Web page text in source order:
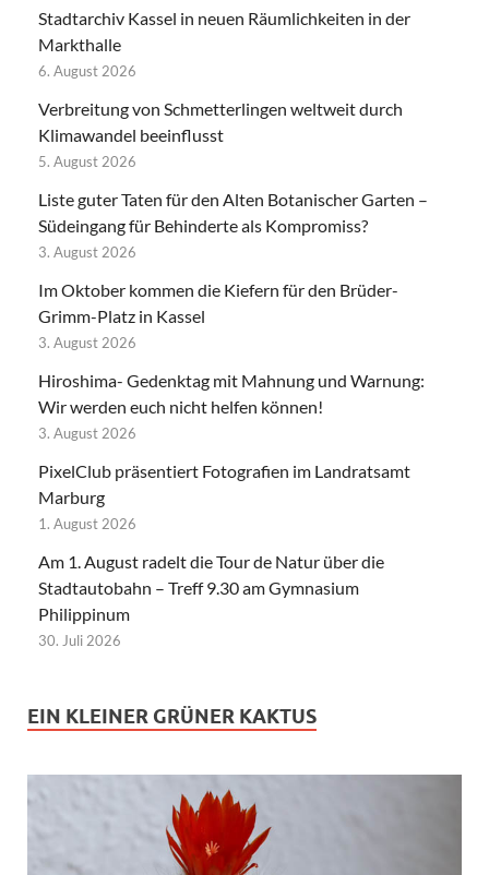
Stadtarchiv Kassel in neuen Räumlichkeiten in der
Markthalle
6. August 2026
Verbreitung von Schmetterlingen weltweit durch
Klimawandel beeinflusst
5. August 2026
Liste guter Taten für den Alten Botanischer Garten –
Südeingang für Behinderte als Kompromiss?
3. August 2026
Im Oktober kommen die Kiefern für den Brüder-
Grimm-Platz in Kassel
3. August 2026
Hiroshima- Gedenktag mit Mahnung und Warnung:
Wir werden euch nicht helfen können!
3. August 2026
PixelClub präsentiert Fotografien im Landratsamt
Marburg
1. August 2026
Am 1. August radelt die Tour de Natur über die
Stadtautobahn – Treff 9.30 am Gymnasium
Philippinum
30. Juli 2026
EIN KLEINER GRÜNER KAKTUS